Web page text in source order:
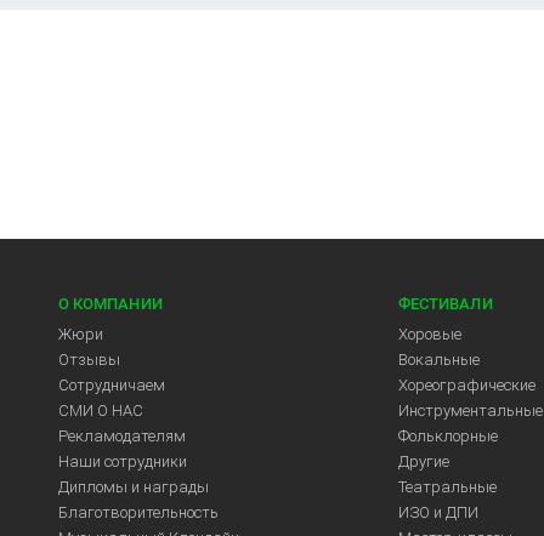
О КОМПАНИИ
Жюри
Отзывы
Сотрудничаем
СМИ О НАС
Рекламодателям
Наши сотрудники
Дипломы и награды
Благотворительность
ФЕСТИВАЛИ
Хоровые
Вокальные
Хореографические
Инструментальные
Фольклорные
Другие
Театральные
ИЗО и ДПИ
Арт-Центр